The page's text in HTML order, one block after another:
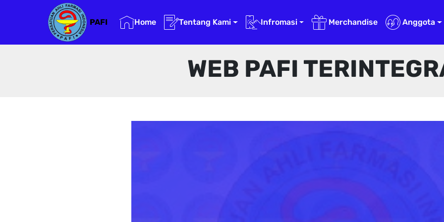
PAFI Home Tentang Kami Infromasi Merchandise Anggota
WEB PAFI